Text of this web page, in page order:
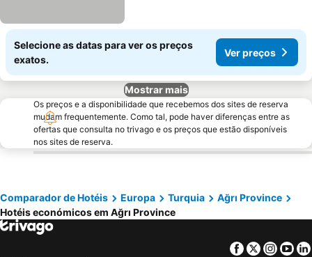
Selecione as datas para ver os preços
exatos.
Ver preços
Mostrar mais
Os preços e a disponibilidade que recebemos dos sites de reserva
mudam frequentemente. Como tal, pode haver diferenças entre as
ofertas que consulta no trivago e os preços que estão disponíveis
nos sites de reserva.
Comparador de Hotéis Europa Turquia
Ağrı Province
Hotéis económicos em Ağrı Province
Facebook
Twitter